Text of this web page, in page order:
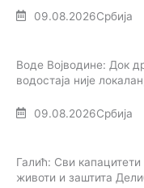
09.08.2026Србија
Воде Војводине: Док
водостаја није
09.08.2026Србија
Галић: Сви
животи и заштита